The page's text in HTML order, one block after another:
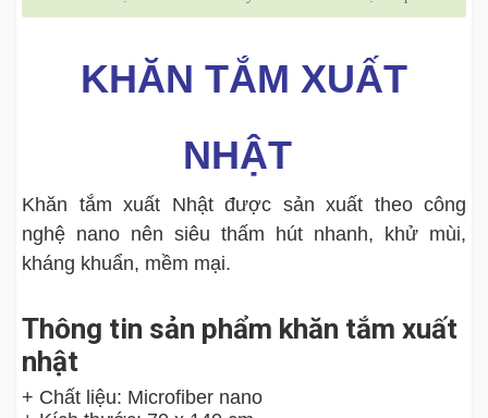
KHĂN TẮM XUẤT
NHẬT
Khăn tắm xuất Nhật được sản xuất theo công
nghệ nano nên siêu thấm hút nhanh, khử mùi,
kháng khuẩn, mềm mại.
Thông tin sản phẩm khăn tắm xuất
nhật
+ Chất liệu: Microfiber nano